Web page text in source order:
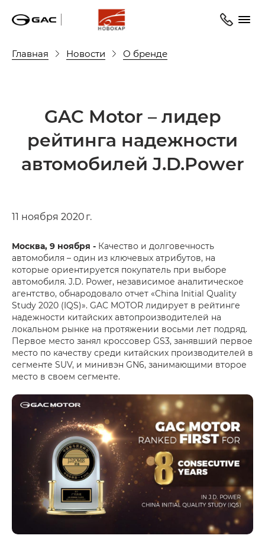
Главная Новости О бренде
GAC Motor – лидер
рейтинга надежности
автомобилей J.D.Power
11 ноября 2020 г.
Москва, 9 ноября - Качество и долговечность
автомобиля – один из ключевых атрибутов, на
которые ориентируется покупатель при выборе
автомобиля. J.D. Power, независимое аналитическое
агентство, обнародовало отчет «China Initial Quality
Study 2020 (IQS)». GAC MOTOR лидирует в рейтинге
надежности китайских автопроизводителей на
локальном рынке на протяжении восьми лет подряд.
Первое место занял кроссовер GS3, занявший первое
место по качеству среди китайских производителей в
сегменте SUV, и минивэн GN6, занимающими второе
место в своем сегменте.